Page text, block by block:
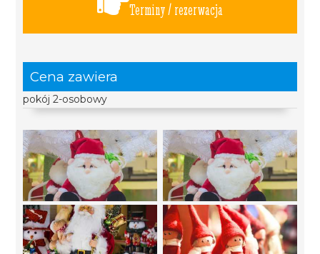
Terminy / rezerwacja
Cena zawiera
pokój 2-osobowy